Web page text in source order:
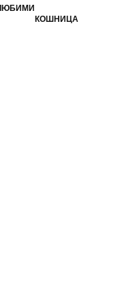
КОШНИЦА